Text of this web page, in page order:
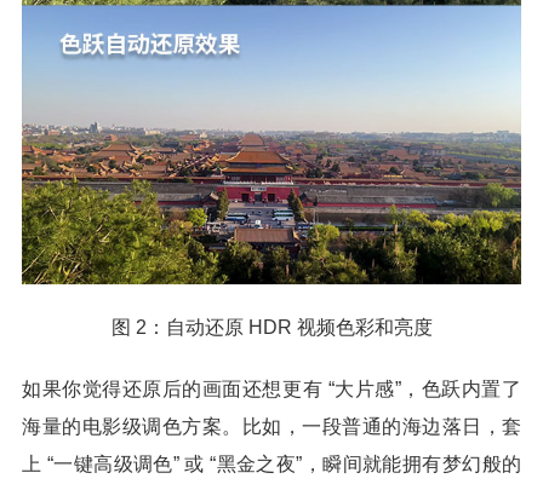
图 2：自动还原 HDR 视频色彩和亮度
如果你觉得还原后的画面还想更有 “大片感”，色跃内置了
海量的电影级调色方案。比如，一段普通的海边落日，套
上 “一键高级调色” 或 “黑金之夜”，瞬间就能拥有梦幻般的